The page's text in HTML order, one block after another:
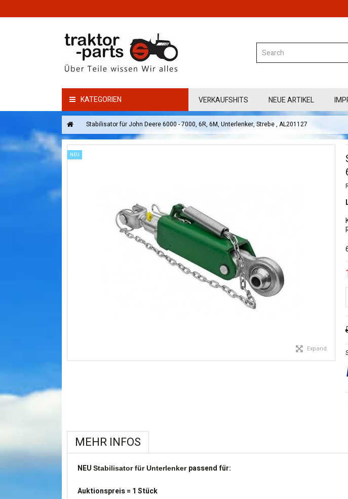
KATEGORIEN VERKAUFSHITS NEUE ARTIKEL
Stabilisator für John Deere 6000 - 7000, 6R, 6M, Unterlenker, Strebe , AL201127
NEU
Expand
MEHR INFOS
NEU Stabilisatorfür Unterlenker passend für:
Auktionspreis = 1 Stück